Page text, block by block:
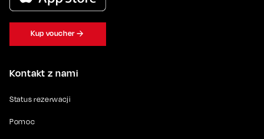
Kontakt z nami
Status rezerwacji
Pomoc
Kup voucher